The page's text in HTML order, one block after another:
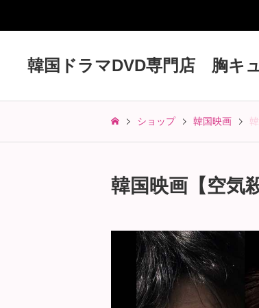
韓国ドラマDVD専門店 胸キ
ショップ 韓国映画
韓国映画【空気